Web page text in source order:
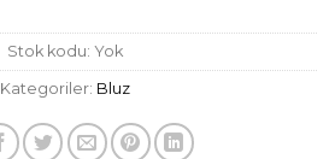
Stok kodu: Yok
Kategoriler: Bluz